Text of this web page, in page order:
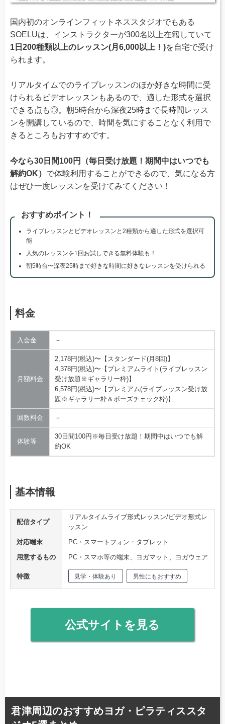
国内初のオンラインフィットネススタジオでもある
SOELUは、インストラクターが300名以上在籍していて
1日200種類以上のレッスン(月6,000以上！)を自宅で受け
られます。
リアルタイムでのライブレッスンのほか好きな時間に受
けられるビデオレッスンもあるので、適した形式を選択
できる点も◎。朝5時台から深夜25時まで長時間レッス
ンを開講しているので、時間を気にすることなく利用で
きるところもおすすめです。
今なら30日間100円（毎日受け放題！期間中はいつでも
解約OK） で体験利用することができるので、気になる方
はぜひ一度レッスンを受けてみてください！
おすすめポイント！
ライブレッスンとビデオレッスンと2種類から適した形式を選択可
能
人気のレッスンを1回お試しできる無料体験も！
朝5時台〜深夜25時まで好きな時間に好きなレッスンを受けられる
料金
入会金 －
月額料金
2,178円(税込)〜【スタンダード(月8回)】
4,378円(税込)〜【プレミアムライト(ライブレッスン
受け放題※ギャラリー枠)】
6,578円(税込)〜【プレミアム(ライブレッスン受け放
題※ギャラリー枠＆ポーズチェック枠)】
回数料金 －
体験等
30日間100円※毎日受け放題！期間中はいつでも解
約OK
基本情報
配信タイプ
リアルタイムライブ形式レッスン/ビデオ形式レ
ッスン
対応端末
PC・スマートフォン・タブレット
用意するもの
PC・スマホ等の端末、ヨガマット、ヨガウェア
特徴 見学・体験あり 男性にもおすすめ
公式サイトを見る
君津周辺のおすすめヨガ・ピラティススタ